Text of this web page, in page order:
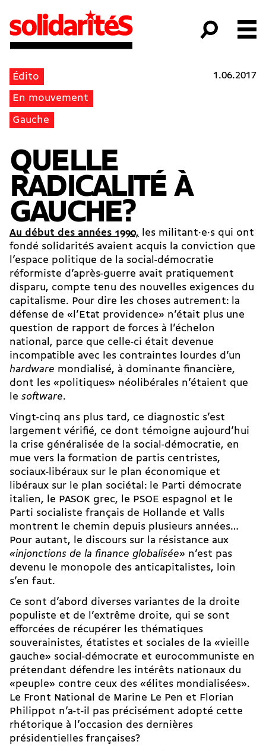
Édito
En mouvement
Gauche
1.06.2017
QUELLE
RADICALITÉ À
GAUCHE?
Au début des années 1990, les militant·e·s qui ont
fondé solidaritéS avaient acquis la conviction que
l’espace politique de la social-­démocratie
réformiste d’après-guerre avait pratiquement
disparu, compte tenu des nouvelles exigences du
capitalisme. Pour dire les choses autrement: la
défense de «l’Etat providence» n’était plus une
question de rapport de forces à l’échelon
national, parce que celle-ci était devenue
incompatible avec les contraintes lourdes d’un
hardware mondialisé, à dominante financière,
dont les «politiques» néolibérales n’étaient que
le software.
Vingt-cinq ans plus tard, ce diagnostic s’est
largement vérifié, ce dont témoigne aujourd’hui
la crise généralisée de la social-démocratie, en
mue vers la formation de partis centristes,
sociaux-libéraux sur le plan économique et
libéraux sur le plan sociétal: le Parti démocrate
italien, le PASOK grec, le PSOE espagnol et le
Parti socialiste français de Hollande et Valls
montrent le chemin depuis plusieurs années…
Pour autant, le discours sur la résistance aux
«injonctions de la finance globalisée» n’est pas
devenu le monopole des anticapitalistes, loin
s’en faut.
Ce sont d’abord diverses variantes de la droite
populiste et de l’extrême droite, qui se sont
efforcées de récupérer les thématiques
souverainistes, étatistes et sociales de la «vieille
gauche» social-démocrate et eurocommuniste en
prétendant défendre les intérêts nationaux du
«peuple» contre ceux des «élites mondialisées».
Le Front National de Marine Le Pen et Florian
Philippot n’a-t-il pas précisément adopté cette
rhétorique à l’occasion des dernières
présidentielles françaises?